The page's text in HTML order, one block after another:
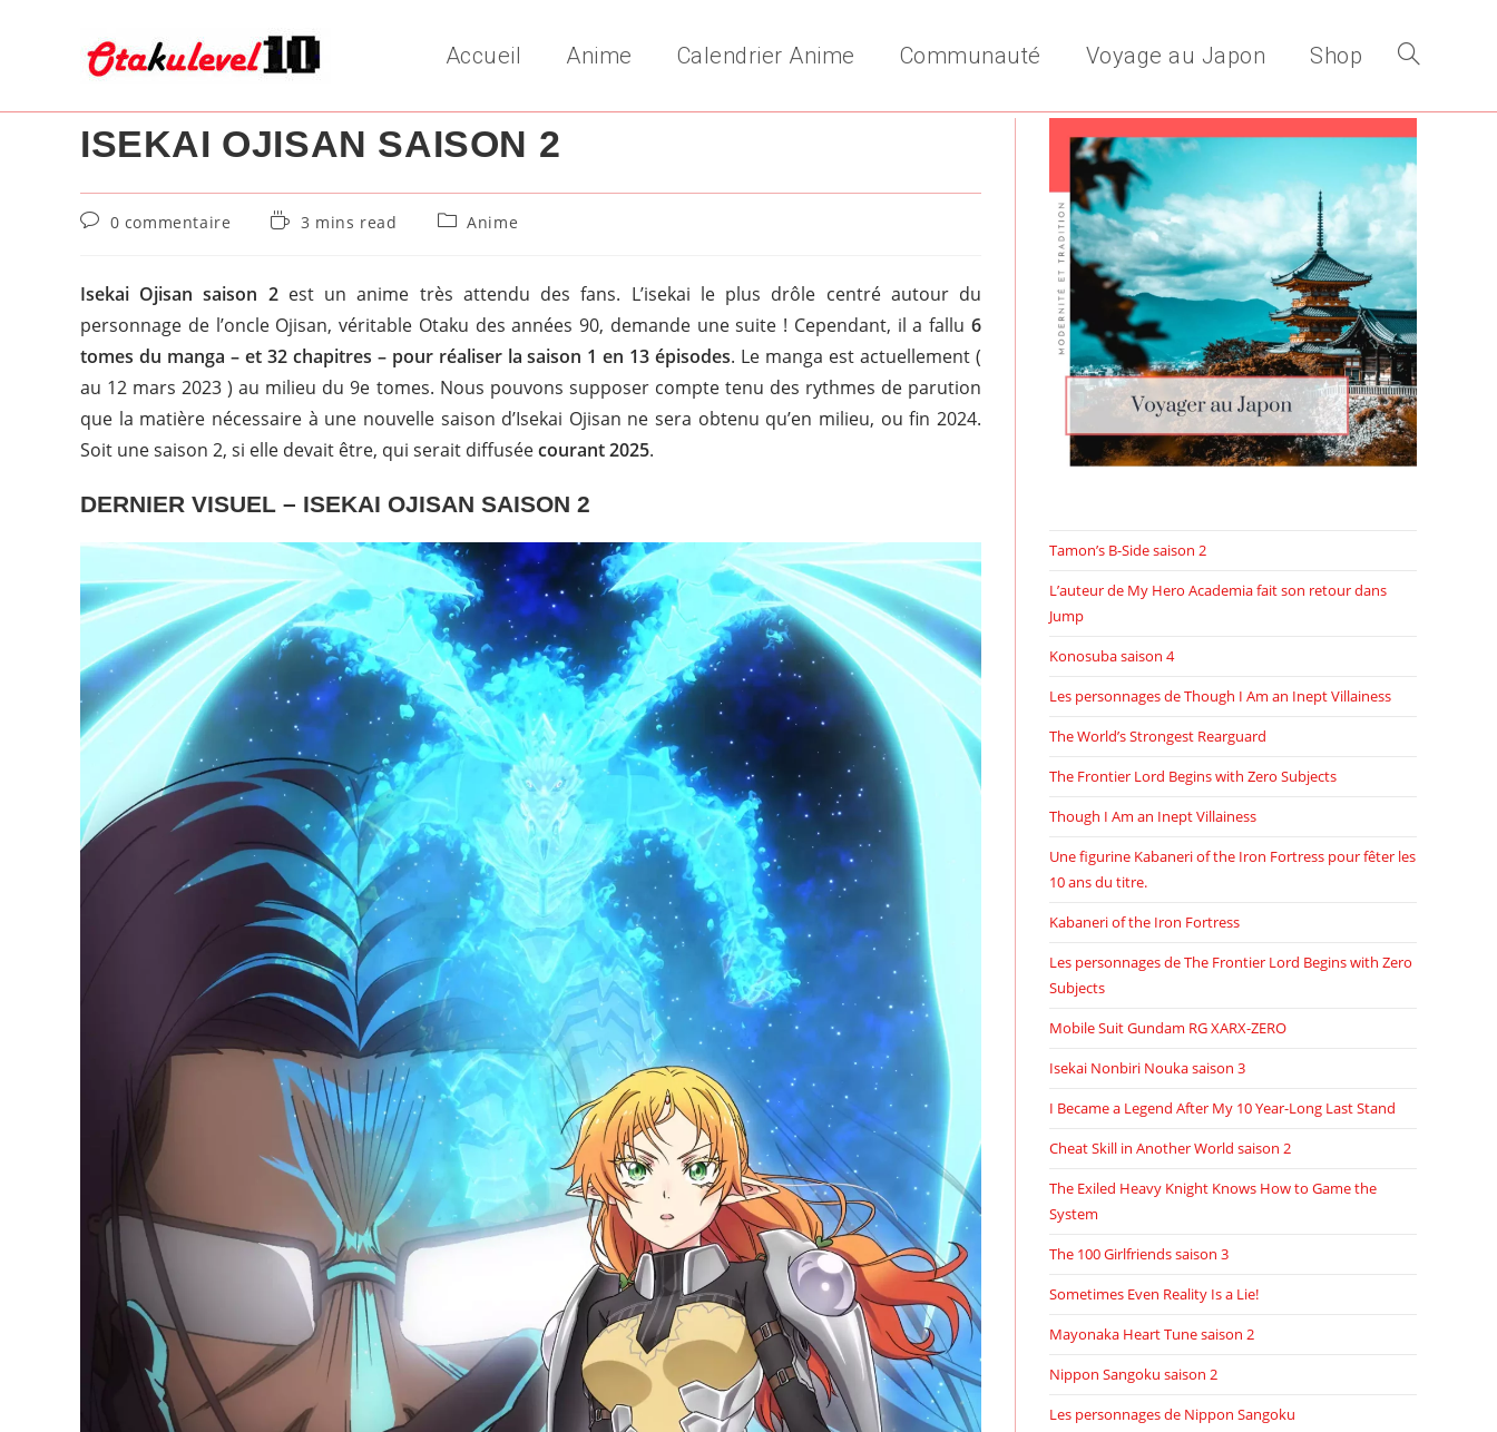
Accueil Anime Calendrier Anime Communauté Voyage au Japon Shop Toggle
website
search
ISEKAI OJISAN SAISON 2
Commentaires
publication :
0 commentaire
Temps3 mins read
PostAnime
Isekai Ojisan saison 2est un anime très attendu des fans. L’isekai le plus drôle centré autour du
personnage de l’oncle Ojisan, véritable Otaku des années 90, demande une suite ! Cependant, il a fallu 6
tomes du manga – et 32 chapitres – pour réaliser la saison 1 en 13 épisodes. Le manga est actuellement (
au 12 mars 2023 ) au milieu du 9e tomes. Nous pouvons supposer compte tenu des rythmes de parution
que la matière nécessaire à une nouvelle saison d’Isekai Ojisan ne sera obtenu qu’en milieu, ou fin 2024.
Soit une saison 2, si elle devait être, qui serait diffuséecourant 2025.
DERNIER VISUEL – ISEKAI OJISAN SAISON 2
Tamon’s B-Side saison 2
L’auteur de My Hero Academia fait son retour dans
Jump
Konosuba saison 4
Les personnages de Though I Am an Inept Villainess
The World’s Strongest Rearguard
The Frontier Lord Begins with Zero Subjects
Though I Am an Inept Villainess
Une figurine Kabaneri of the Iron Fortress pour fêter les
10 ans du titre.
Kabaneri of the Iron Fortress
Les personnages de The Frontier Lord Begins with Zero
Subjects
Mobile Suit Gundam RG XARX-ZERO
Isekai Nonbiri Nouka saison 3
I Became a Legend After My 10 Year-Long Last Stand
Cheat Skill in Another World saison 2
The Exiled Heavy Knight Knows How to Game the
System
The 100 Girlfriends saison 3
Sometimes Even Reality Is a Lie!
Mayonaka Heart Tune saison 2
Nippon Sangoku saison 2
Les personnages de Nippon Sangoku